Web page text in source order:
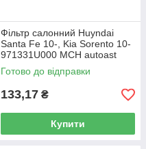
Фільтр салонний Huyndai
Santa Fe 10-, Kia Sorento 10-
971331U000 MCH autoast
Готово до відправки
133,17 ₴
Купити